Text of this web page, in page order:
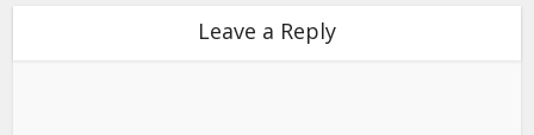
Leave a Reply